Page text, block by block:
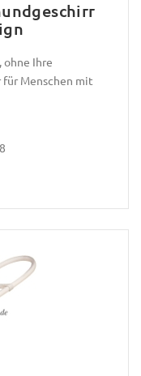
ohne Ihre
Menschen mit